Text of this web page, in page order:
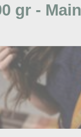
gr -